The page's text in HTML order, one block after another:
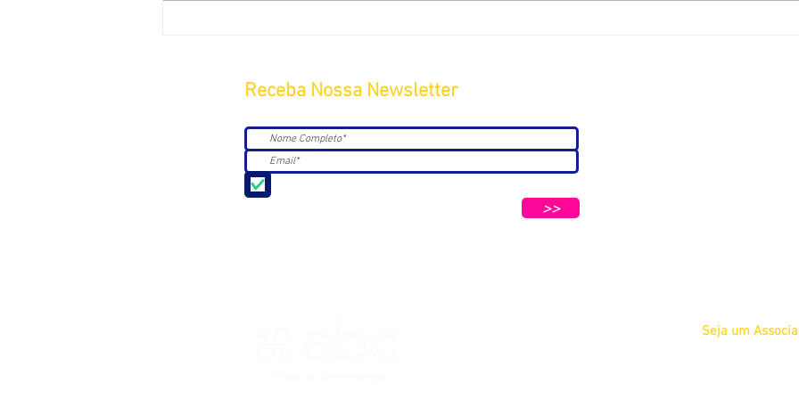
Receba Nossa Newsletter
>>
Seja um